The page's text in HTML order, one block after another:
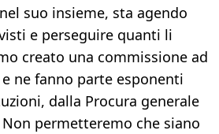
suo insieme, sta agendo
e perseguire quanti li
creato una commissione ad
ne fanno parte esponenti
dalla Procura generale
permetteremo che siano